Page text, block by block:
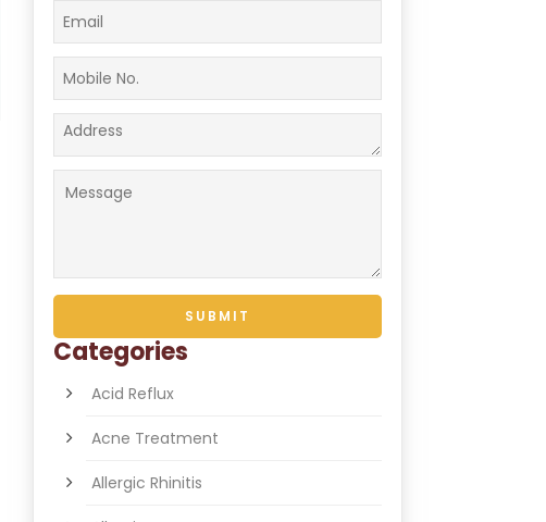
Categories
Acid Reflux
Acne Treatment
Allergic Rhinitis